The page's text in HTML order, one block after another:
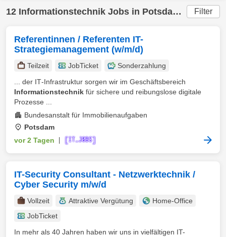
12 Informationstechnik Jobs in Potsdam (20 km)
Filter
Referentinnen / Referenten IT-
Strategiemanagement (w/m/d)
Teilzeit JobTicket
Sonderzahlung
... der IT‑Infrastruktur sorgen wir im Geschäftsbereich
Informationstechnik für sichere und reibungslose digitale
Prozesse ...
Bundesanstalt für Immobilienaufgaben
Potsdam
vor 2 Tagen
IT-Security Consultant - Netzwerktechnik /
Cyber Security m/w/d
Vollzeit Attraktive Vergütung
Home-Office
JobTicket
In mehr als 40 Jahren haben wir uns in vielfältigen IT-